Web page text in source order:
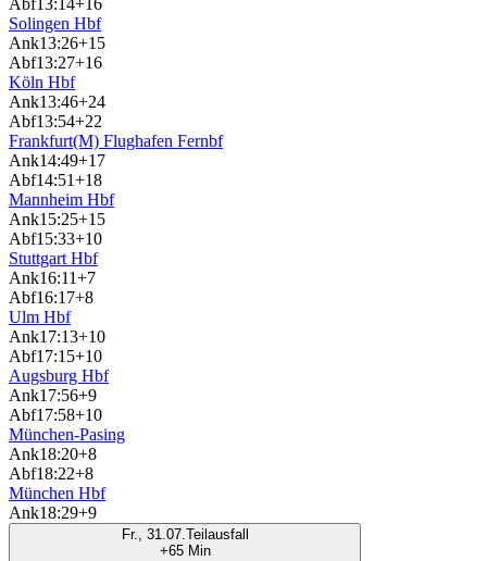
Abf 13:14+16
Solingen Hbf
Ank13:26+15
Abf13:27+16
Köln Hbf
Ank13:46+24
Abf13:54+22
Frankfurt(M) Flughafen Fernbf
Ank14:49+17
Abf14:51+18
Mannheim Hbf
Ank15:25+15
Abf15:33+10
Stuttgart Hbf
Ank16:11+7
Abf16:17+8
Ulm Hbf
Ank17:13+10
Abf17:15+10
Augsburg Hbf
Ank17:56+9
Abf17:58+10
München-Pasing
Ank18:20+8
Abf18:22+8
München Hbf
Ank18:29+9
Fr., 31.07.Teilausfall
+65 Min